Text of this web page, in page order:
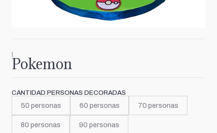
|
Pokemon
CANTIDAD PERSONAS DECORADAS
50 personas 60 personas 70 personas
80 personas 90 personas